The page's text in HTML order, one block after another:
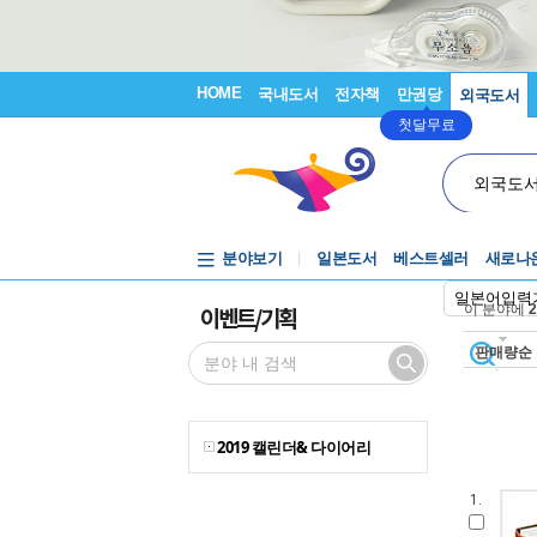
HOME 국내도서 전자책 만권당
첫달무료
외국도서
외국도
일본어입력
분야보기 일본도서 베스트셀러 새로나
이벤트/기획
2019 캘린더& 다이어리
이 분야에
판매량순
1.